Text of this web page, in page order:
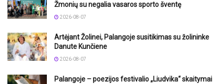
Žmonių su negalia vasaros sporto šventę
2026-08-07
Artėjant Žolinei, Palangoje susitikimas su žolininke
Danute Kunčiene
2026-08-07
Palangoje – poezijos festivalio „Liudvika“ skaitymai